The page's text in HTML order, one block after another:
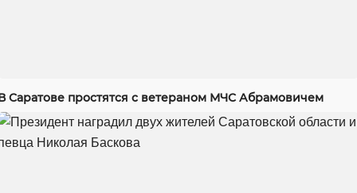
Саратове простятся с ветераном МЧС Абрамовичем